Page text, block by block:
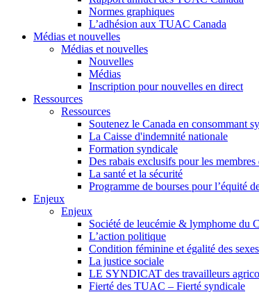
Normes graphiques
L’adhésion aux TUAC Canada
Médias et nouvelles
Médias et nouvelles
Nouvelles
Médias
Inscription pour nouvelles en direct
Ressources
Ressources
Soutenez le Canada en consommant
La Caisse d'indemnité nationale
Formation syndicale
Des rabais exclusifs pour les
La santé et la sécurité
Programme de bourses pour l’équité
Enjeux
Enjeux
Société de leucémie & lymphome du
L’action politique
Condition féminine et égalité des sexes
La justice sociale
LE SYNDICAT des travailleurs
Fierté des TUAC – Fierté syndicale